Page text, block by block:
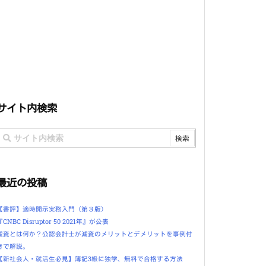
イト内検索
近の投稿
書評】適時開示実務入門（第３版）
CNBC Disruptor 50 2021年』が公表
資とは何か？公認会計士が減資のメリットとデメリットを事例付
で解説。
新社会人・就活生必見】簿記3級に独学、無料で合格する方法